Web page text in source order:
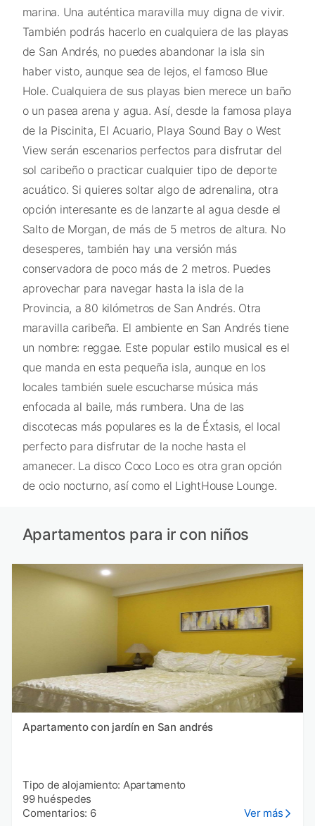
marina. Una auténtica maravilla muy digna de vivir.
También podrás hacerlo en cualquiera de las playas
de San Andrés, no puedes abandonar la isla sin
haber visto, aunque sea de lejos, el famoso Blue
Hole. Cualquiera de sus playas bien merece un baño
o un pasea arena y agua. Así, desde la famosa playa
de la Piscinita, El Acuario, Playa Sound Bay o West
View serán escenarios perfectos para disfrutar del
sol caribeño o practicar cualquier tipo de deporte
acuático. Si quieres soltar algo de adrenalina, otra
opción interesante es de lanzarte al agua desde el
Salto de Morgan, de más de 5 metros de altura. No
desesperes, también hay una versión más
conservadora de poco más de 2 metros. Puedes
aprovechar para navegar hasta la isla de la
Provincia, a 80 kilómetros de San Andrés. Otra
maravilla caribeña. El ambiente en San Andrés tiene
un nombre: reggae. Este popular estilo musical es el
que manda en esta pequeña isla, aunque en los
locales también suele escucharse música más
enfocada al baile, más rumbera. Una de las
discotecas más populares es la de Éxtasis, el local
perfecto para disfrutar de la noche hasta el
amanecer. La disco Coco Loco es otra gran opción
de ocio nocturno, así como el LightHouse Lounge.
Apartamentos para ir con niños
Apartamento con jardín en San andrés
Tipo de alojamiento: Apartamento
99 huéspedes
Comentarios: 6
Ver más